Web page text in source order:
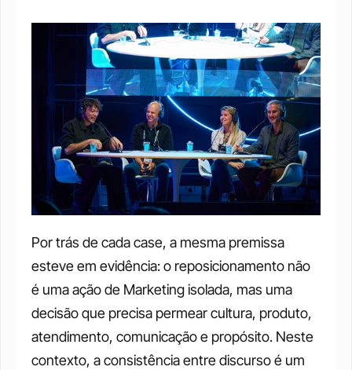
Por trás de cada case, a mesma premissa
esteve em evidência: o reposicionamento não
é uma ação de Marketing isolada, mas uma
decisão que precisa permear cultura, produto,
atendimento, comunicação e propósito. Neste
contexto, a consistência entre discurso é um